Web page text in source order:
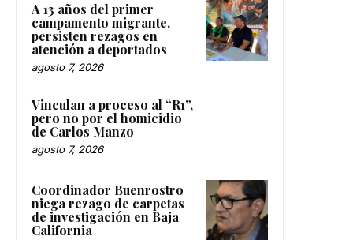
A 13 años del primer
campamento migrante,
persisten rezagos en
atención a deportados
agosto 7, 2026
Vinculan a proceso al “R1”,
pero no por el homicidio
de Carlos Manzo
agosto 7, 2026
Coordinador Buenrostro
niega rezago de carpetas
de investigación en Baja
California